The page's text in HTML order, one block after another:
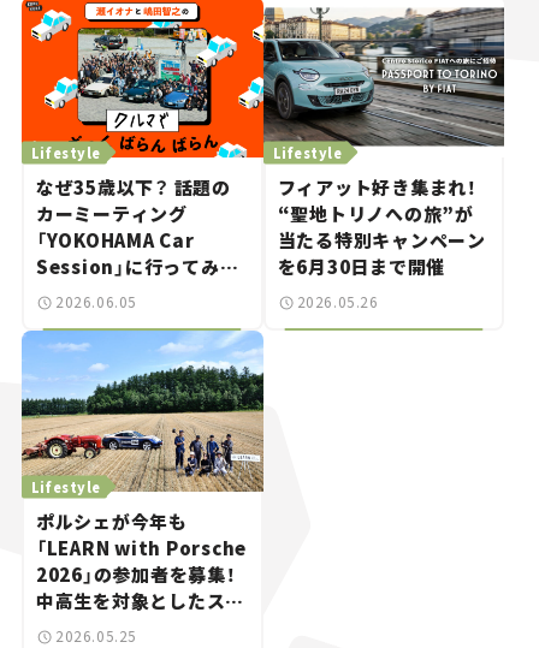
Lifestyle
なぜ35歳以下？ 話題の
カーミーティング
「YOKOHAMA Car
Session」に行ってみ
た！──瀬イオナと嶋田
ばらんばらん！」＃18
2026.06.05
Lifestyle
フィアット好き集まれ！
“聖地トリノへの旅”が
当たる特別キャンペーン
を6月30日まで開催
2026.05.26
Lifestyle
ポルシェが今年も
「LEARN with Porsche
2026」の参加者を募集！
中高生を対象としたスカ
ラーシッププログラム
2026.05.25